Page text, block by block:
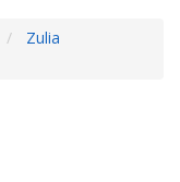
Zulia